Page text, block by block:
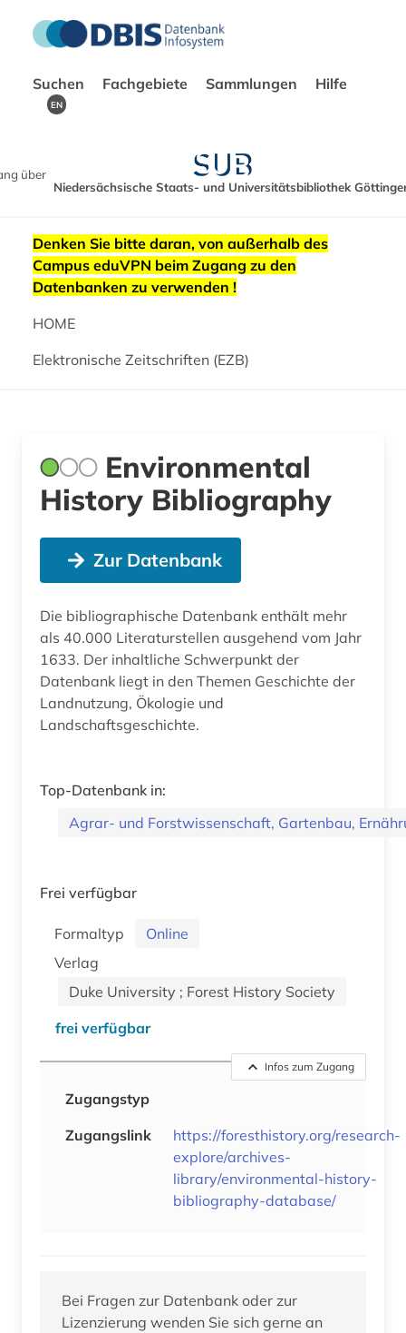
Suchen Fachgebiete Sammlungen Hilfe
EN
über
Niedersächsische Staats- und Universitätsbibliothek
Denken Sie bitte daran, von außerhalb des
Campus eduVPN beim Zugang zu den
Datenbanken zu verwenden !
HOME
Elektronische Zeitschriften (EZB)
Environmental
History Bibliography
Zur Datenbank
Die bibliographische Datenbank enthält mehr
als 40.000 Literaturstellen ausgehend vom Jahr
1633. Der inhaltliche Schwerpunkt der
Datenbank liegt in den Themen Geschichte der
Landnutzung, Ökologie und
Landschaftsgeschichte.
Top-Datenbank in:
Agrar- und Forstwissenschaft, Gartenbau,
Frei verfügbar
Formaltyp
Online
Verlag
Duke University ; Forest History Society
frei verfügbar
Infos zum Zugang
Zugangstyp
Zugangslink
https://foresthistory.org/research-
explore/archives-
library/environmental-history-
bibliography-database/
Bei Fragen zur Datenbank oder zur
Lizenzierung wenden Sie sich gerne an